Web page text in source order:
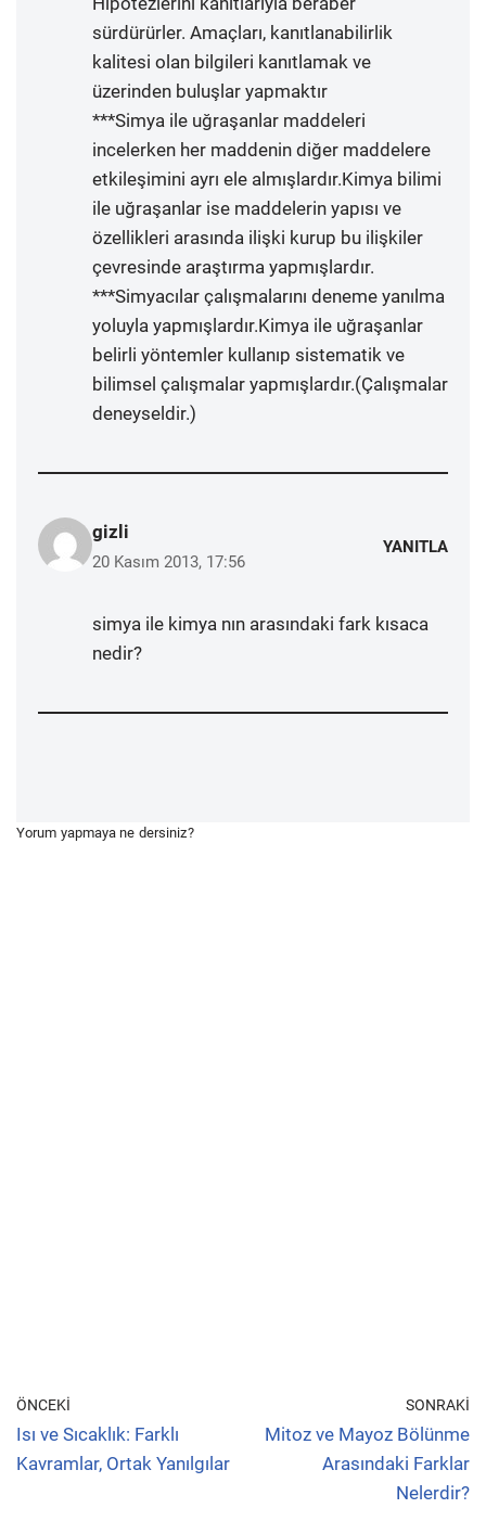
sürdürürler. Amaçları, kanıtlanabilirlik
kalitesi olan bilgileri kanıtlamak ve
üzerinden buluşlar yapmaktır
***Simya ile uğraşanlar maddeleri
incelerken her maddenin diğer maddelere
etkileşimini ayrı ele almışlardır.Kimya bilimi
ile uğraşanlar ise maddelerin yapısı ve
özellikleri arasında ilişki kurup bu ilişkiler
çevresinde araştırma yapmışlardır.
***Simyacılar çalışmalarını deneme yanılma
yoluyla yapmışlardır.Kimya ile uğraşanlar
belirli yöntemler kullanıp sistematik ve
bilimsel çalışmalar yapmışlardır.(Çalışmalar
deneyseldir.)
gizli
20 Kasım 2013, 17:56
YANITLA
simya ile kimya nın arasındaki fark kısaca
nedir?
Yorum yapmaya ne dersiniz?
ÖNCEKI
Isı ve Sıcaklık: Farklı
Kavramlar, Ortak Yanılgılar
SONRAKI
Mitoz ve Mayoz Bölünme
Arasındaki Farklar
Nelerdir?